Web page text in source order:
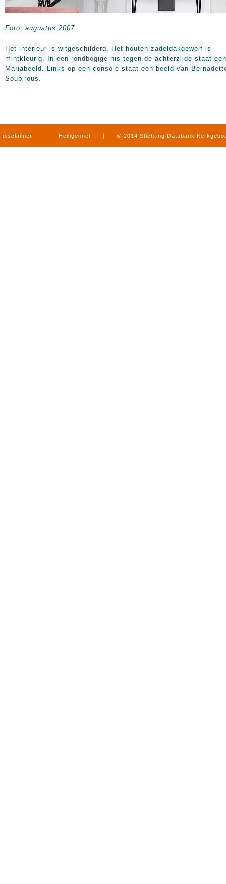
Foto: augustus 2007
Het interieur is witgeschilderd. Het houten zadeldakgewelf is
mintkleurig. In een rondbogige nis tegen de achterzijde staat een
Mariabeeld. Links op een console staat een beeld van
Soubirous.
disclaimer | Heiligennet | © 2014 Stichting Databank